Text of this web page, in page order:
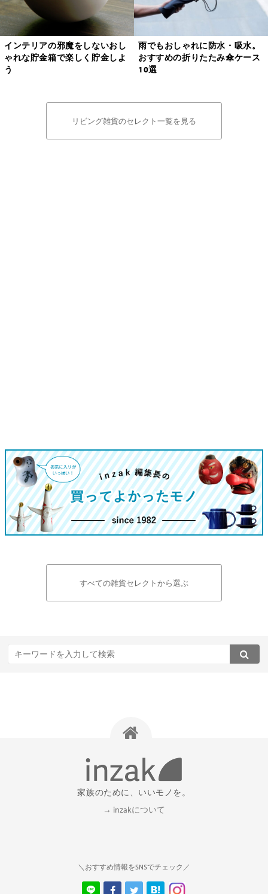
インテリアの邪魔をしないおし
ゃれな貯金箱で楽しく貯金しよ
う
雨でもおしゃれに防水・吸水。
おすすめの折りたたみ傘ケース
10選
リビング雑貨のセレクト一覧を見る
すべての雑貨セレクトから選ぶ
家族のために、いいモノを。
→ inzakについて
＼おすすめ情報をSNSでチェック／